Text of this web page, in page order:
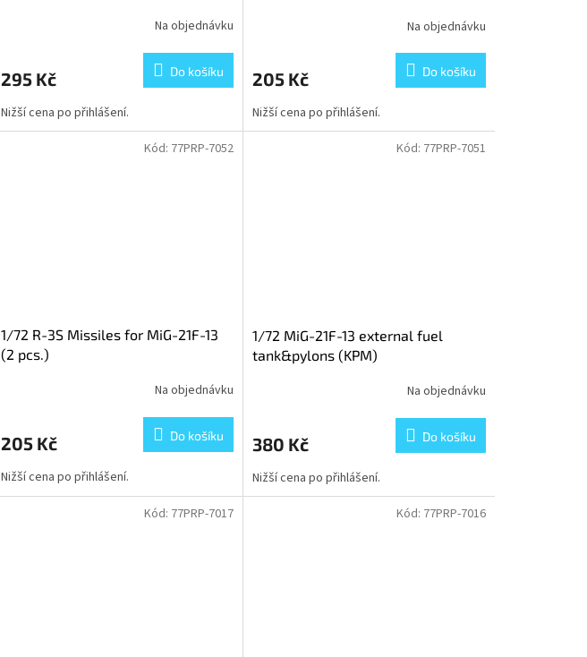
Na objednávku
295 Kč Do košíku
Nižší cena po přihlášení.
Na objednávku
205 Kč Do košíku
Nižší cena po přihlášení.
1/72 R-3S Missiles for MiG-21F-13
(2 pcs.)
Na objednávku
205 Kč Do košíku
Nižší cena po přihlášení.
Kód: 77PRP-7052
1/72 MiG-21F-13 external fuel
tank&pylons (KPM)
Na objednávku
380 Kč Do košíku
Nižší cena po přihlášení.
Kód: 77PRP-7051
Kód: 77PRP-7017 Kód: 77PRP-7016